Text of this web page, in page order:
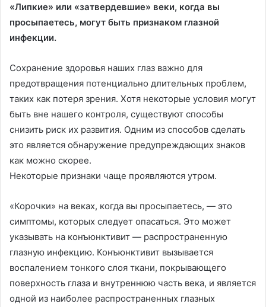
«Липкие» или «затвердевшие» веки, когда вы
просыпаетесь, могут быть признаком глазной
инфекции.
Сохранение здоровья наших глаз важно для
предотвращения потенциально длительных проблем,
таких как потеря зрения. Хотя некоторые условия могут
быть вне нашего контроля, существуют способы
снизить риск их развития. Одним из способов сделать
это является обнаружение предупреждающих знаков
как можно скорее.
Некоторые признаки чаще проявляются утром.
«Корочки» на веках, когда вы просыпаетесь, — это
симптомы, которых следует опасаться. Это может
указывать на конъюнктивит — распространенную
глазную инфекцию. Конъюнктивит вызывается
воспалением тонкого слоя ткани, покрывающего
поверхность глаза и внутреннюю часть века, и является
одной из наиболее распространенных глазных